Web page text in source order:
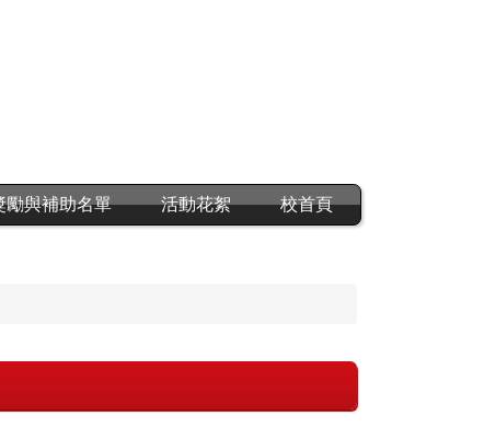
勵與補助名單 活動花絮 校首頁